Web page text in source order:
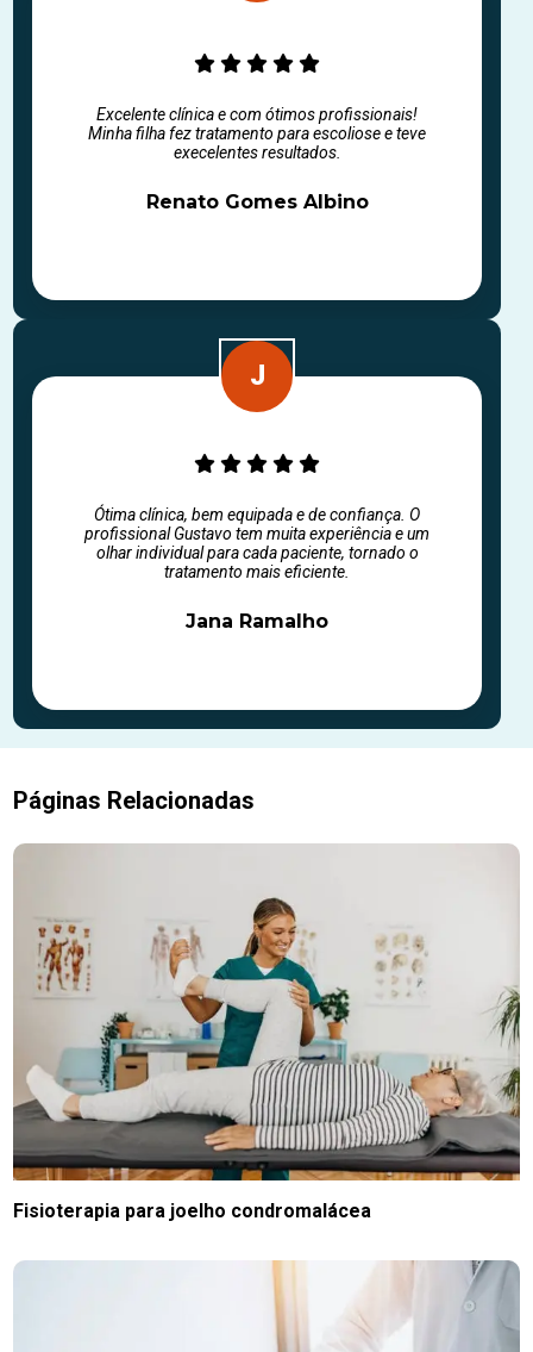
Excelente clínica e com ótimos profissionais!
Minha filha fez tratamento para escoliose e teve
execelentes resultados.
Renato Gomes Albino
Ótima clínica, bem equipada e de confiança. O
profissional Gustavo tem muita experiência e um
olhar individual para cada paciente, tornado o
tratamento mais eficiente.
Jana Ramalho
Páginas Relacionadas
Fisioterapia para joelho condromalácea